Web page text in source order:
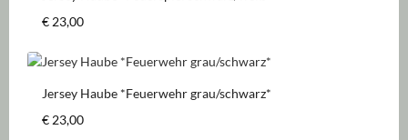
Regulärer Preis:
€ 23,00
Jersey Haube *Feuerwehr grau/schwarz*
Regulärer Preis:
€ 23,00